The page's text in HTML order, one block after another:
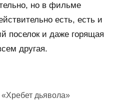
но в фильме
есть, есть и
поселок и даже горящая
другая.
дьявола»